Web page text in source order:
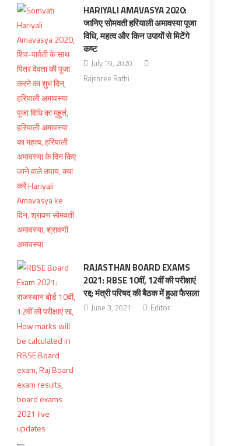
HARIYALI AMAVASYA 2020:
जानिए सोमवती हरियाली अमावस्या पूजा
विधि, महत्व और किन उपायों से मिटेंगे
कष्ट
July 19, 2020
Rajshree Rathi
RAJASTHAN BOARD EXAMS
2021: RBSE 10वीं, 12वीं की परीक्षाएं
रद्द; मंत्री परिषद की बैठक में हुआ फैसला
June 3, 2021 Editor